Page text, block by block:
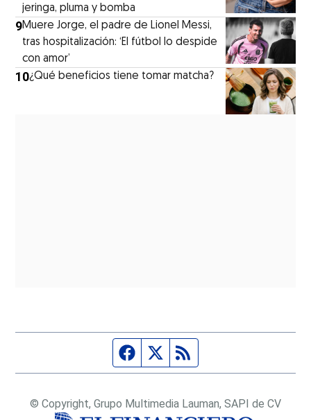
jeringa, pluma y bomba
9Muere Jorge, el padre de Lionel Messi,
tras hospitalización: ‘El fútbol lo despide
con amor’
10¿Qué beneficios tiene tomar matcha?
Página de Facebook
Fuente Twitter
© Copyright, Grupo Multimedia Lauman, SAPI de CV